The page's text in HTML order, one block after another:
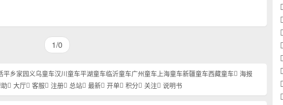
1/0
平乡家园义乌童车汉川童车平湖童车临沂童车广州童车上海童车新疆童车西藏童车
海报
大厅 客服 注册 总站 最新 开单 积分 关注 说明书